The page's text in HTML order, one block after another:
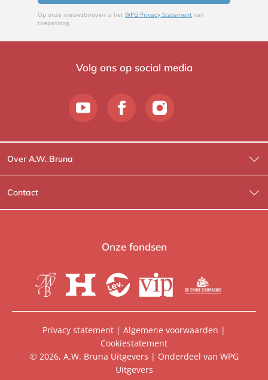
Op onze nieuwsbrieven is hetWPG Privacy Statement van
toepassing.
Volg ons op social media
Over A.W. Bruna
Wat wij doen
Wie is Wie?
Heartbeat
Aanbiedingsbrochures
Contact
Contactinformatie
Voor de boekhandels
Onze fondsen
Privacy statement | Algemene voorwaarden |
Cookiestatement
© 2026, A.W. Bruna Uitgevers | Onderdeel van WPG
Uitgevers